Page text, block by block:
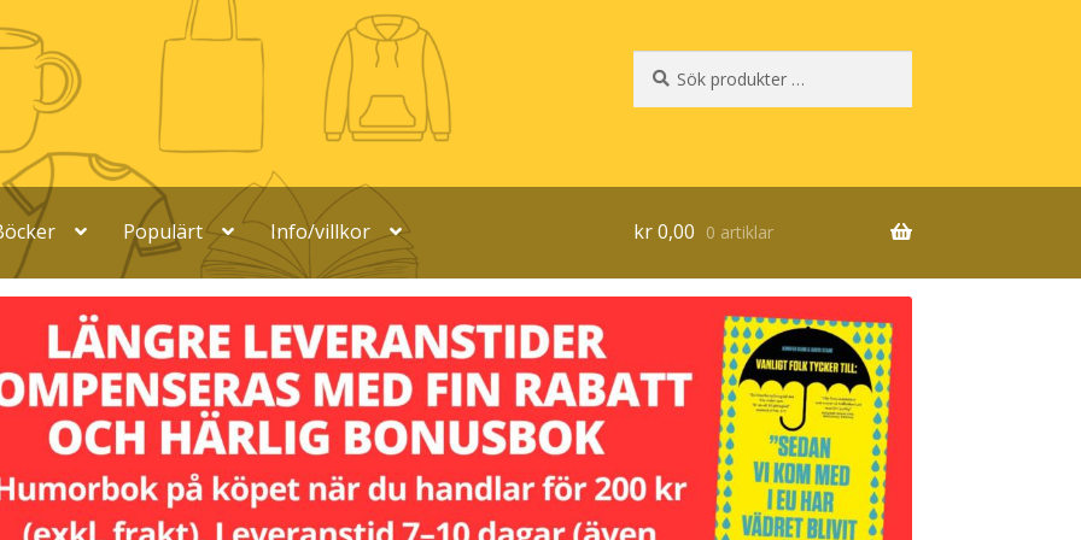
efter:
Populärt Info/villkor kr0,00 0 artiklar